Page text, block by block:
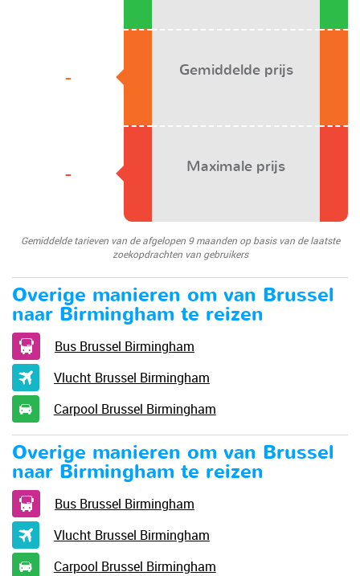
-
-
Gemiddelde prijs
Maximale prijs
Gemiddelde tarieven van de afgelopen 9 maanden op basis van de laatste
zoekopdrachten van gebruikers
Overige manieren om van Brussel
naar Birmingham te reizen
Bus Brussel Birmingham
Vlucht Brussel Birmingham
Carpool Brussel Birmingham
Overige manieren om van Brussel
naar Birmingham te reizen
Bus Brussel Birmingham
Vlucht Brussel Birmingham
Carpool Brussel Birmingham